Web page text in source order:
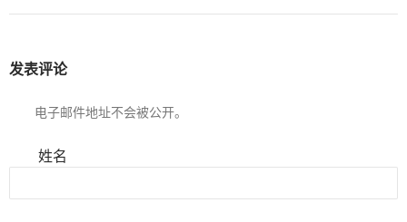
发表评论
电子邮件地址不会被公开。
姓名